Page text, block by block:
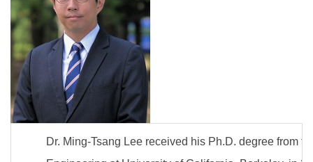
Dr. Ming-Tsang Lee received his Ph.D. degree from